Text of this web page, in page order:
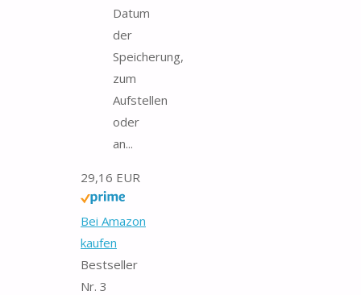
Datum
der
Speicherung,
zum
Aufstellen
oder
an...
29,16 EUR
Bei Amazon
kaufen
Bestseller
Nr. 3